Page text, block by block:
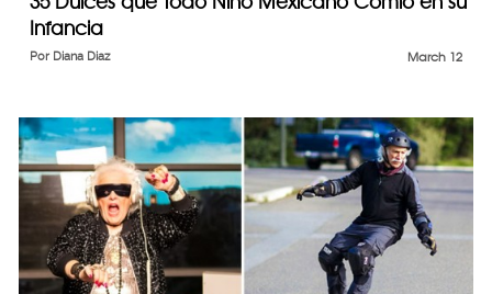
Infancia
March 12
Por Diana Diaz